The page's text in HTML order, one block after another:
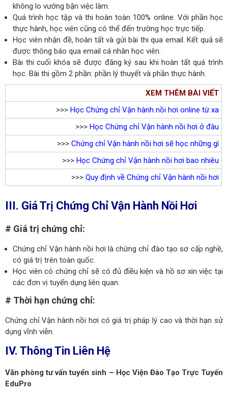
không lo vướng bận việc làm.
Quá trình học tập và thi hoàn toàn 100% online. Với phần học
thực hành, học viên cũng có thể đến trường học trực tiếp.
Học viên nhận đề, hoàn tất và gửi bài thi qua email. Kết quả sẽ
được thông báo qua email cá nhân học viên.
Bài thi cuối khóa sẽ được đăng ký sau khi hoàn tất quá trình
học. Bài thi gồm 2 phần: phần lý thuyết và phần thực hành.
XEM THÊM BÀI VIẾT
>>> Học Chứng chỉ Vận hành nồi hơi online từ xa
>>> Học Chứng chỉ Vận hành nồi hơi ở đâu
>>> Chứng chỉ Vận hành nồi hơi sẽ học những gì
>>> Học Chứng chỉ Vận hành nồi hơi bao nhiêu
>>> Quy định về Chứng chỉ Vận hành nồi hơi
III. Giá Trị Chứng Chỉ Vận Hành Nồi Hơi
# Giá trị chứng chỉ:
Chứng chỉ Vận hành nồi hơi là chứng chỉ đào tạo sơ cấp nghề,
có giá trị trên toàn quốc.
Học viên có chứng chỉ sẽ có đủ điều kiện và hồ sơ xin việc tại
các đơn vị tuyển dụng liên quan.
# Thời hạn chứng chỉ:
Chứng chỉ Vận hành nồi hơi có giá trị pháp lý cao và thời hạn sử
dụng vĩnh viễn.
IV. Thông Tin Liên Hệ
Văn phòng tư vấn tuyển sinh – Học Viện Đào Tạo Trực Tuyến
EduPro